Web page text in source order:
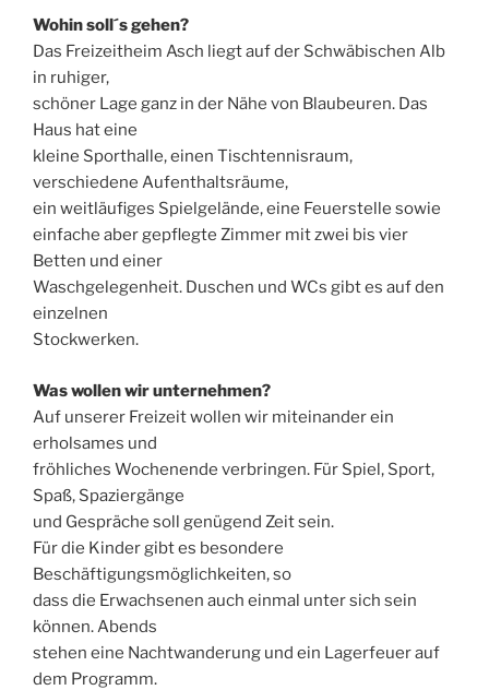
Wohin soll´s gehen?
Das Freizeitheim Asch liegt auf der Schwäbischen Alb
in ruhiger,
schöner Lage ganz in der Nähe von Blaubeuren. Das
Haus hat eine
kleine Sporthalle, einen Tischtennisraum,
verschiedene Aufenthaltsräume,
ein weitläufiges Spielgelände, eine Feuerstelle sowie
einfache aber gepflegte Zimmer mit zwei bis vier
Betten und einer
Waschgelegenheit. Duschen und WCs gibt es auf den
einzelnen
Stockwerken.
Was wollen wir unternehmen?
Auf unserer Freizeit wollen wir miteinander ein
erholsames und
fröhliches Wochenende verbringen. Für Spiel, Sport,
Spaß, Spaziergänge
und Gespräche soll genügend Zeit sein.
Für die Kinder gibt es besondere
Beschäftigungsmöglichkeiten, so
dass die Erwachsenen auch einmal unter sich sein
können. Abends
stehen eine Nachtwanderung und ein Lagerfeuer auf
dem Programm.